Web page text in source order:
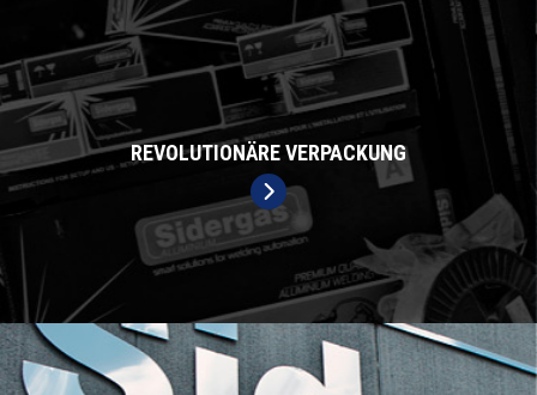
REVOLUTIONÄRE VERPACKUNG